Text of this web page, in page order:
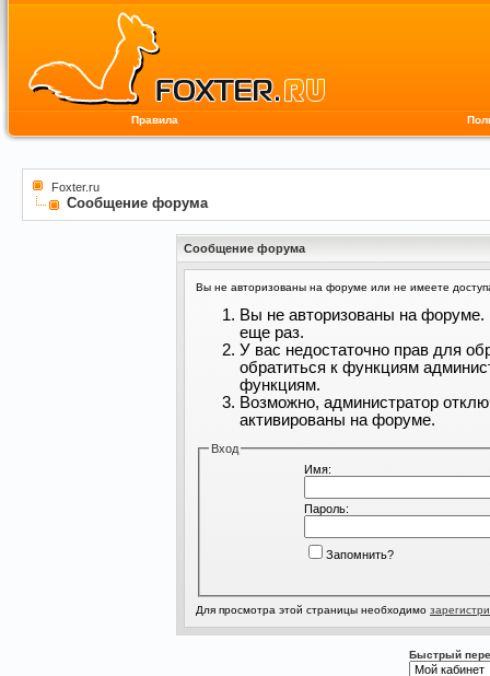
Правила
Foxter.ru
Сообщение форума
Сообщение форума
Вы не авторизованы на форуме или не имеете
Вы не авторизованы на форуме.
еще раз.
У вас недостаточно прав для
обратиться к функциям
функциям.
Возможно, администратор
активированы на форуме.
Вход
Имя:
Пароль:
Запомнить?
Для просмотра этой страницы необходимо
Быстрый